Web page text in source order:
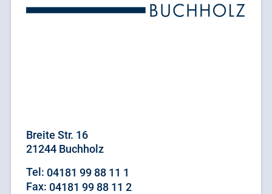
Breite Str. 16
21244 Buchholz
Tel: 04181 99 88 11 1
Fax: 04181 99 88 11 2